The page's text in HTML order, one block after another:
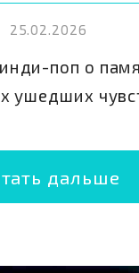
25.02.2026
поп о
ушедших
дальше